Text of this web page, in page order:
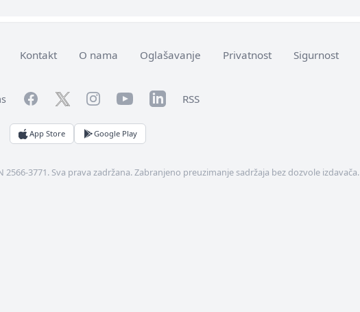
Kontakt O nama Oglašavanje Privatnost Sigurnost
FacebookTwitterInstagramYouTubeLinkedInRSS
App Store Google Play
3771. Sva prava zadržana. Zabranjeno preuzimanje sadržaja bez dozvole izdavača.